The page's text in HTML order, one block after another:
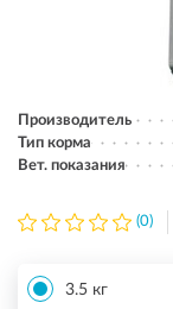
Производитель
Тип корма
Вет. показания
(0)
3.5 кг